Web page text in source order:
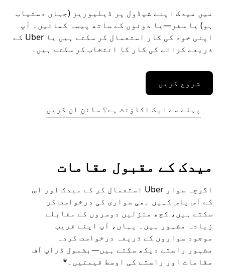
میں میدک اپنے شیڈول پر ڈیلیوریز (جہاں دستیاب
ہو) یا سفر—یا دونوں کے ساتھ پیسہ کمائیں۔ آپ
اپنی خود کی کار استعمال کر سکتے ہیں یا Uber کے
ذریعے کرائے کی کار کا انتخاب کر سکتے ہیں۔
شروع کریں
پہلے سے ایک اکاؤنٹ ہے؟ سائن ان کریں
میدک کے مقبول مقامات
اگرچہ سوار Uber استعمال کر کے میدک اور اس
کے آس پاس کہیں بھی سواری کی درخواست کر
سکتے ہیں، کچھ منزلیں دوسروں کے مقابلے
زیادہ مشہور ہیں۔ یہاں، آپ اپنے قریب
موجود سواروں کے ذریعہ درخواست کردہ
مشہور راستے دیکھ سکتے ہیں—بشمول ڈراپ آف
مقامات اور راستے کی اوسط قیمتیں۔*